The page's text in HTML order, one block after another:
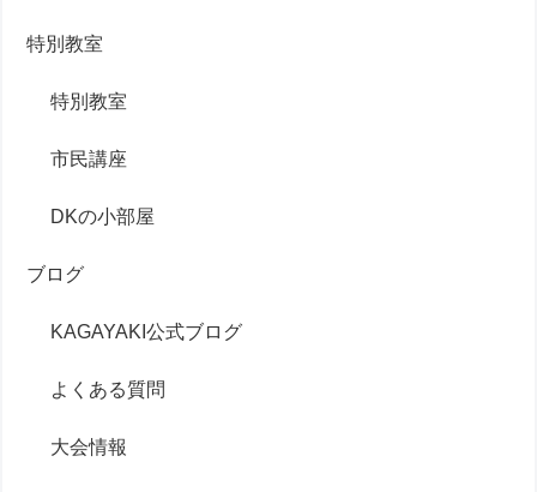
特別教室
特別教室
市民講座
DKの小部屋
ブログ
KAGAYAKI公式ブログ
よくある質問
大会情報